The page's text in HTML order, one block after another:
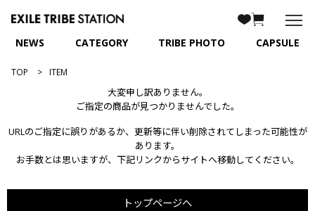
NEWS CATEGORY TRIBE PHOTO CAPSULE
TOP ITEM
大変申し訳ありません。
ご指定の商品が見つかりませんでした。
URLのご指定に誤りがあるか、更新等に伴い削除されてしまった可能性が
あります。
お手数とは思いますが、下記リンクからサイトへ移動してください。
トップページへ